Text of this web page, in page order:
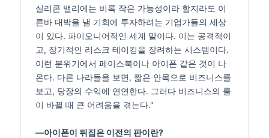
실리콘 밸리에는 비록 작은 가능성이라 할지라도 이
른바 대박을 낼 기회에 투자하려는 기업가들의 세상
이 있다. 파이오니어적인 세계 말이다. 이는 공격적이
고, 장기적인 리스크 테이킹을 장려하는 시스템이다.
이런 분위기에서 페이스북이나 아이폰 같은 것이 나
온다. 다른 나라들을 보면, 짧은 안목으로 비즈니스를
보고, 당장의 수익에 연연한다. 그러다 비즈니스의 룰
이 바뀔 때 큰 어려움을 겪는다."
―아이폰이 뒤집은 이전의 판이란?